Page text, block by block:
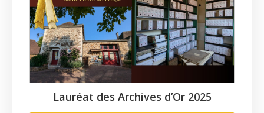
Lauréat des Archives d’Or 2025